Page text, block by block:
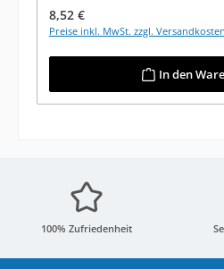
Regulärer Preis:
8,52 €
Preise inkl. MwSt. zzgl. Versandkosten
In den
100% Zufriedenheit